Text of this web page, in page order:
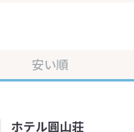
安い順
ホテル圓山荘